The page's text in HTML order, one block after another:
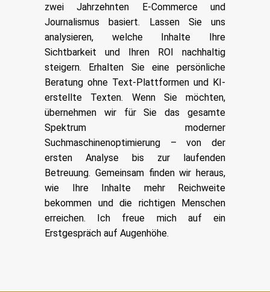
zwei Jahrzehnten E-Commerce und
Journalismus basiert. Lassen Sie uns
analysieren, welche Inhalte Ihre
Sichtbarkeit und Ihren ROI nachhaltig
steigern. Erhalten Sie eine persönliche
Beratung ohne Text-Plattformen und KI-
erstellte Texten. Wenn Sie möchten,
übernehmen wir für Sie das gesamte
Spektrum moderner
Suchmaschinenoptimierung – von der
ersten Analyse bis zur laufenden
Betreuung. Gemeinsam finden wir heraus,
wie Ihre Inhalte mehr Reichweite
bekommen und die richtigen Menschen
erreichen. Ich freue mich auf ein
Erstgespräch auf Augenhöhe.